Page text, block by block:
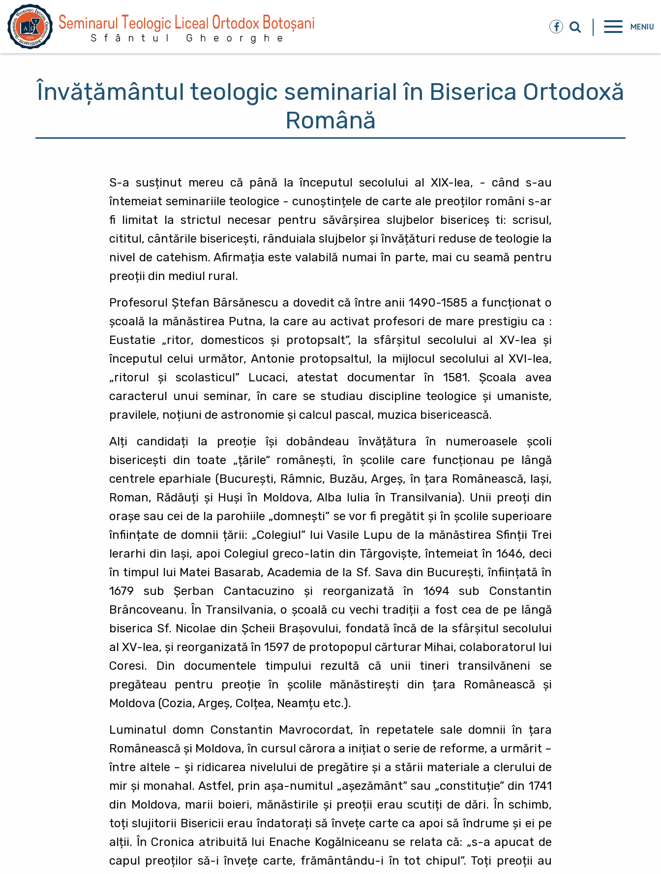
Sari la conținutul principal
MENIU
Învățământul teologic seminarial în Biserica Ortodoxă
Română
S-a susținut mereu că până la începutul secolului al XIX-lea, - când s-au
întemeiat seminariile teologice - cunoştințele de carte ale preoților români s-ar
fi limitat la strictul necesar pentru săvârşirea slujbelor bisericeş ti: scrisul,
cititul, cântările bisericeşti, rânduiala slujbelor şi învățături reduse de teologie la
nivel de catehism. Afirmația este valabilă numai în parte, mai cu seamă pentru
preoții din mediul rural.
Profesorul Ştefan Bârsănescu a dovedit că între anii 1490-1585 a funcționat o
şcoală la mănăstirea Putna, la care au activat profesori de mare prestigiu ca :
Eustatie „ritor, domesticos şi protopsalt”, la sfârşitul secolului al XV-lea şi
începutul celui următor, Antonie protopsaltul, la mijlocul secolului al XVI-lea,
„ritorul şi scolasticul” Lucaci, atestat documentar în 1581. Şcoala avea
caracterul unui seminar, în care se studiau discipline teologice şi umaniste,
pravilele, noțiuni de astronomie şi calcul pascal, muzica bisericească.
Alți candidați la preoție îşi dobândeau învățătura în numeroasele şcoli
bisericeşti din toate „țările“ româneşti, în şcolile care funcționau pe lângă
centrele eparhiale (Bucureşti, Râmnic, Buzău, Argeş, în țara Românească, Iaşi,
Roman, Rădăuți şi Huşi în Moldova, Alba Iulia în Transilvania). Unii preoți din
oraşe sau cei de la parohiile „domneşti” se vor fi pregătit şi în şcolile superioare
înființate de domnii țării: „Colegiul” lui Vasile Lupu de la mănăstirea Sfinții Trei
Ierarhi din Iaşi, apoi Colegiul greco-latin din Târgovişte, întemeiat în 1646, deci
în timpul lui Matei Basarab, Academia de la Sf. Sava din Bucureşti, înființată în
1679 sub Şerban Cantacuzino şi reorganizată în 1694 sub Constantin
Brâncoveanu. În Transilvania, o şcoală cu vechi tradiții a fost cea de pe lângă
biserica Sf. Nicolae din Şcheii Braşovului, fondată încă de la sfârşitul secolului
al XV-lea, şi reorganizată în 1597 de protopopul cărturar Mihai, colaboratorul lui
Coresi. Din documentele timpului rezultă că unii tineri transilvăneni se
pregăteau pentru preoție în şcolile mănăstireşti din țara Românească şi
Moldova (Cozia, Argeş, Colțea, Neamțu etc.).
Luminatul domn Constantin Mavrocordat, în repetatele sale domnii în țara
Românească şi Moldova, în cursul cărora a inițiat o serie de reforme, a urmărit –
între altele – şi ridicarea nivelului de pregătire şi a stării materiale a clerului de
mir şi monahal. Astfel, prin aşa-numitul „aşezământ” sau „constituție” din 1741
din Moldova, marii boieri, mănăstirile şi preoții erau scutiți de dări. În schimb,
toți slujitorii Bisericii erau îndatorați să învețe carte ca apoi să îndrume şi ei pe
alții. În Cronica atribuită lui Enache Kogălniceanu se relata că: „s-a apucat de
capul preoților să-i învețe carte, frământându-i în tot chipul”. Toți preoții au